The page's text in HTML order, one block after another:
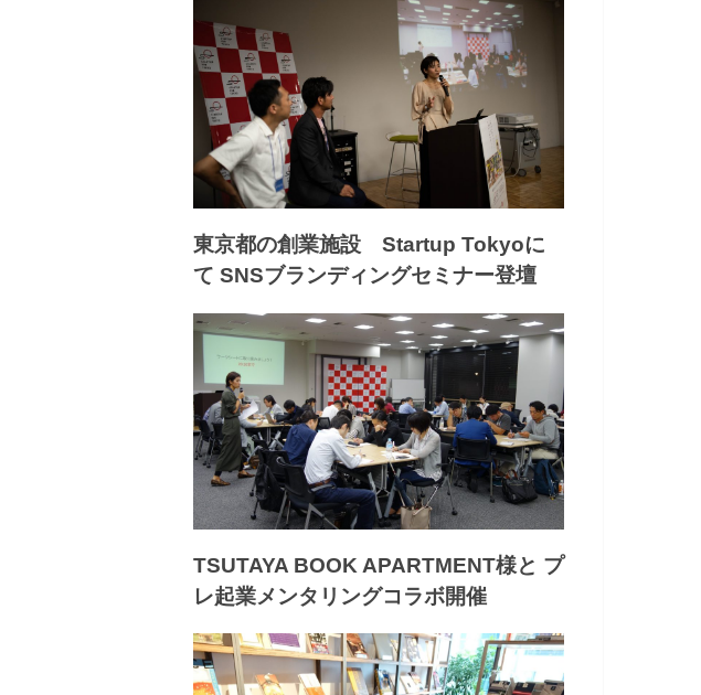
東京都の創業施設 Startup Tokyoに
て SNSブランディングセミナー登壇
TSUTAYA BOOK APARTMENT様と プ
レ起業メンタリングコラボ開催